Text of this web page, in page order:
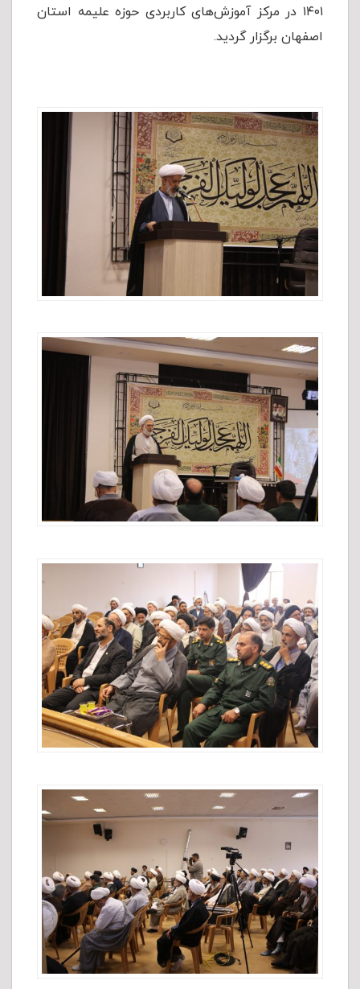
۱۴۰۱ در مرکز آموزش‌های کاربردی حوزه علیمه استان
اصفهان برگزار گردید.